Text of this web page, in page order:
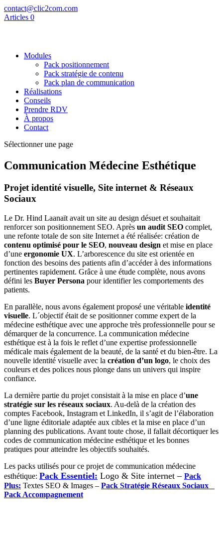
contact@clic2com.com
Articles 0
Modules
Pack positionnement
Pack stratégie de contenu
Pack plan de communication
Réalisations
Conseils
Prendre RDV
À propos
Contact
Sélectionner une page
Communication Médecine Esthétique
Projet identité visuelle, Site internet & Réseaux
Sociaux
Le Dr. Hind Laanaït avait un site au design désuet et souhaitait
renforcer son positionnement SEO. Après un audit SEO complet,
une refonte totale de son site Internet a été réalisée: création de
contenu optimisé pour le SEO, nouveau design et mise en place
d’une ergonomie UX. L’arborescence du site est orientée en
fonction des besoins des patients afin d’accéder à des informations
pertinentes rapidement. Grâce à une étude complète, nous avons
défini les Buyer Persona pour identifier les comportements des
patients.
En parallèle, nous avons également proposé une véritable identité
visuelle. L´objectif était de se positionner comme expert de la
médecine esthétique avec une approche très professionnelle pour se
démarquer de la concurrence. La communication médecine
esthétique est à la fois le reflet d’une expertise professionnelle
médicale mais également de la beauté, de la santé et du bien-être. La
nouvelle identité visuelle avec la création d’un logo, le choix des
couleurs et des polices nous plonge dans un univers qui inspire
confiance.
La dernière partie du projet consistait à la mise en place d’une
stratégie sur les réseaux sociaux. Au-delà de la création des
comptes Facebook, Instagram et LinkedIn, il s’agit de l’élaboration
d’une ligne éditoriale adaptée aux cibles et la mise en place d’un
planning des publications. Avant toute chose, il fallait décortiquer les
codes de communication médecine esthétique et les bonnes
pratiques pour atteindre les objectifs souhaités.
Les packs utilisés pour ce projet de communication médecine
esthétique: Pack Essentiel: Logo & Site internet – Pack
Plus: Textes SEO & Images – Pack Stratégie Réseaux Sociaux
Pack Accompagnement